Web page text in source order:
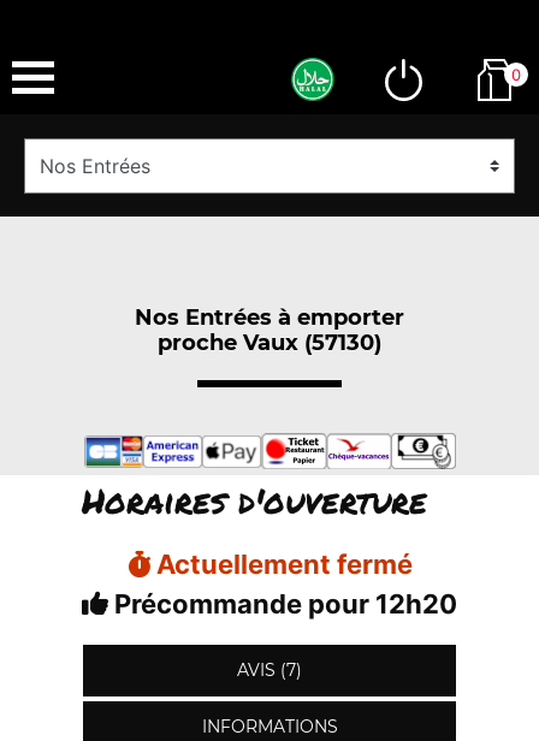
0
Nos Entrées à emporter
proche Vaux (57130)
Horaires d'ouverture
Actuellement fermé
Précommande pour 12h20
AVIS (7)
INFORMATIONS